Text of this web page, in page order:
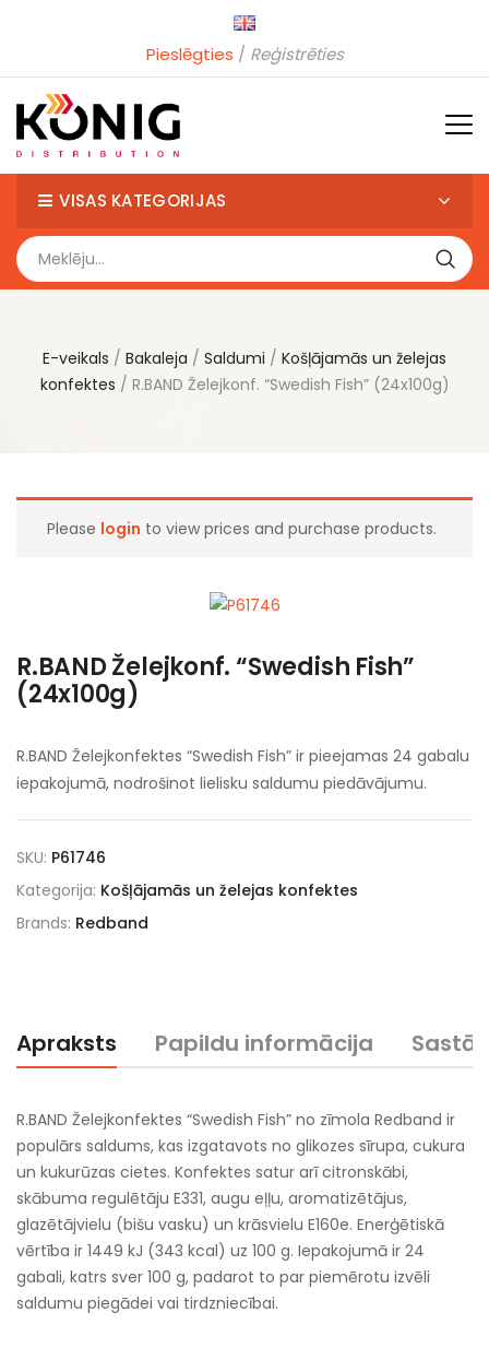
Pieslēgties Reģistrēties
VISAS KATEGORIJAS
E-veikals Bakaleja Saldumi
Košļājamās un želejas
konfektes
R.BAND Želejkonf. “Swedish Fish” (24x100g)
Please login to view prices and purchase products.
R.BAND Želejkonf. “Swedish Fish”
(24x100g)
R.BAND Želejkonfektes “Swedish Fish” ir pieejamas 24 gabalu
iepakojumā, nodrošinot lielisku saldumu piedāvājumu.
SKU: P61746
Kategorija: Košļājamās un želejas konfektes
Brands: Redband
Apraksts Papildu informācija
R.BAND Želejkonfektes “Swedish Fish” no zīmola Redband ir
populārs saldums, kas izgatavots no glikozes sīrupa, cukura
un kukurūzas cietes. Konfektes satur arī citronskābi,
skābuma regulētāju E331, augu eļļu, aromatizētājus,
glazētājvielu (bišu vasku) un krāsvielu E160e. Enerģētiskā
vērtība ir 1449 kJ (343 kcal) uz 100 g. Iepakojumā ir 24
gabali, katrs sver 100 g, padarot to par piemērotu izvēli
saldumu piegādei vai tirdzniecībai.